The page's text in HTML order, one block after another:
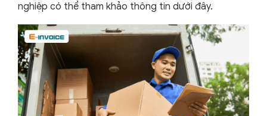
nghiệp có thể tham khảo thông tin dưới đây.